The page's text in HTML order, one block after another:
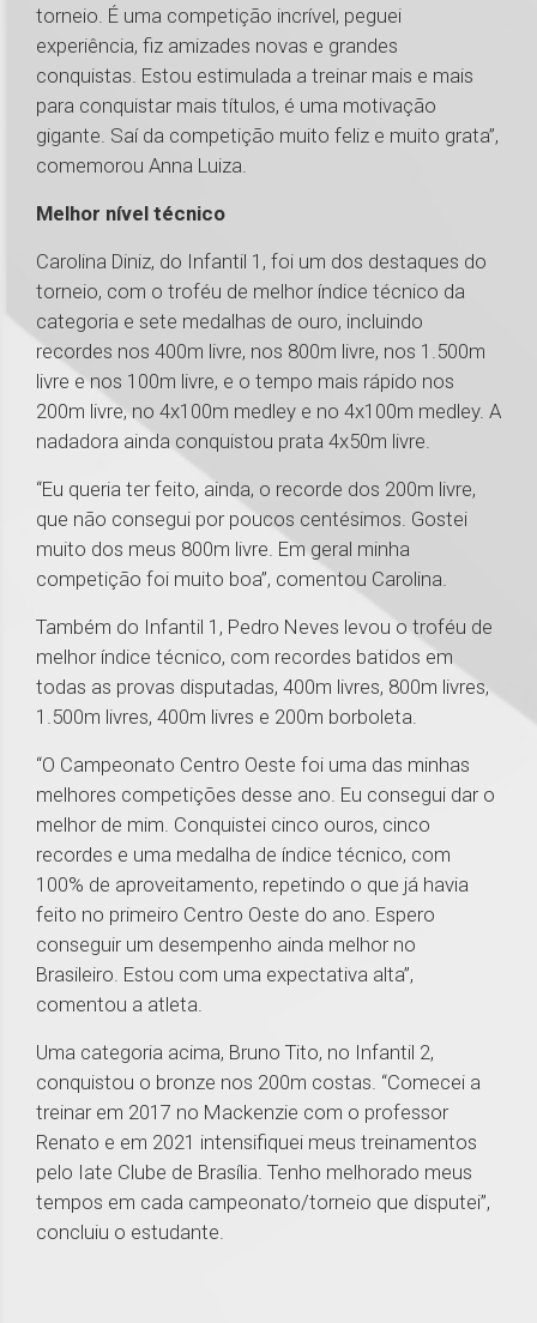
torneio. É uma competição incrível, peguei
experiência, fiz amizades novas e grandes
conquistas. Estou estimulada a treinar mais e mais
para conquistar mais títulos, é uma motivação
gigante. Saí da competição muito feliz e muito grata”,
comemorou Anna Luiza.
Melhor nível técnico
Carolina Diniz, do Infantil 1, foi um dos destaques do
torneio, com o troféu de melhor índice técnico da
categoria e sete medalhas de ouro, incluindo
recordes nos 400m livre, nos 800m livre, nos 1.500m
livre e nos 100m livre, e o tempo mais rápido nos
200m livre, no 4x100m medley e no 4x100m medley. A
nadadora ainda conquistou prata 4x50m livre.
“Eu queria ter feito, ainda, o recorde dos 200m livre,
que não consegui por poucos centésimos. Gostei
muito dos meus 800m livre. Em geral minha
competição foi muito boa”, comentou Carolina.
Também do Infantil 1, Pedro Neves levou o troféu de
melhor índice técnico, com recordes batidos em
todas as provas disputadas, 400m livres, 800m livres,
1.500m livres, 400m livres e 200m borboleta.
“O Campeonato Centro Oeste foi uma das minhas
melhores competições desse ano. Eu consegui dar o
melhor de mim. Conquistei cinco ouros, cinco
recordes e uma medalha de índice técnico, com
100% de aproveitamento, repetindo o que já havia
feito no primeiro Centro Oeste do ano. Espero
conseguir um desempenho ainda melhor no
Brasileiro. Estou com uma expectativa alta”,
comentou a atleta.
Uma categoria acima, Bruno Tito, no Infantil 2,
conquistou o bronze nos 200m costas. “Comecei a
treinar em 2017 no Mackenzie com o professor
Renato e em 2021 intensifiquei meus treinamentos
pelo Iate Clube de Brasília. Tenho melhorado meus
tempos em cada campeonato/torneio que disputei”,
concluiu o estudante.